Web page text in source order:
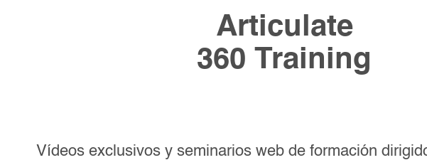
Articulate
360 Training
Vídeos exclusivos y seminarios web de formación